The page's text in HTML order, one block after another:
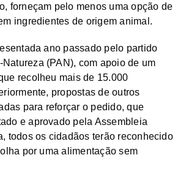
forneçam pelo menos uma opção de
ingredientes de origem animal.
ano passado pelo partido
(PAN), com apoio de um
recolheu mais de 15.000
propostas de outros
para reforçar o pedido, que
e aprovado pela Assembleia
todos os cidadãos terão reconhecido
por uma alimentação sem